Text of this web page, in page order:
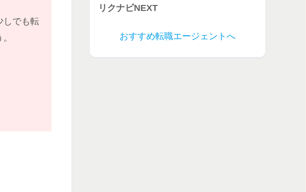
しでも転
リクナビNEXT
おすすめ転職エージェントへ